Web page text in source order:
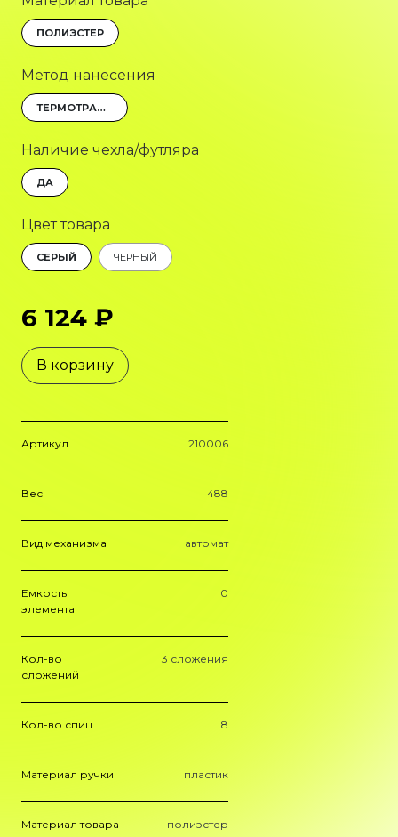
ПОЛИЭСТЕР
Метод нанесения
ТЕРМОТРАНСФЕР
Наличие чехла/футляра
ДА
Цвет товара
СЕРЫЙ ЧЕРНЫЙ
6 124 ₽
В корзину
Артикул 210006
Вес 488
Вид механизма автомат
Емкость
элемента
0
Кол-во
сложений
3 сложения
Кол-во спиц 8
Материал ручки пластик
Материал товара полиэстер